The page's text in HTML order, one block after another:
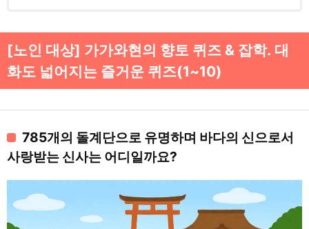
[노인 대상] 가가와현의 향토 퀴즈 & 잡학. 대
화도 넓어지는 즐거운 퀴즈(1~10)
785개의 돌계단으로 유명하며 바다의 신으로서
사랑받는 신사는 어디일까요?